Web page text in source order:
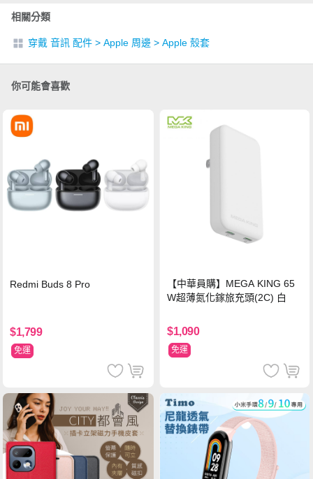
相關分類
穿戴 音訊 配件 > Apple 周邊 > Apple 殼套
你可能會喜歡
Redmi Buds 8 Pro
$1,799
免運
【中華員購】MEGA KING 65
W超薄氮化鎵旅充頭(2C) 白
$1,090
免運